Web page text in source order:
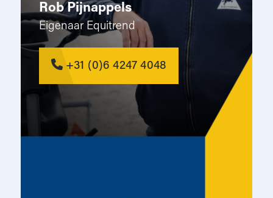
Rob Pijnappels
Eigenaar Equitrend
+31 (0)6 4247 4048